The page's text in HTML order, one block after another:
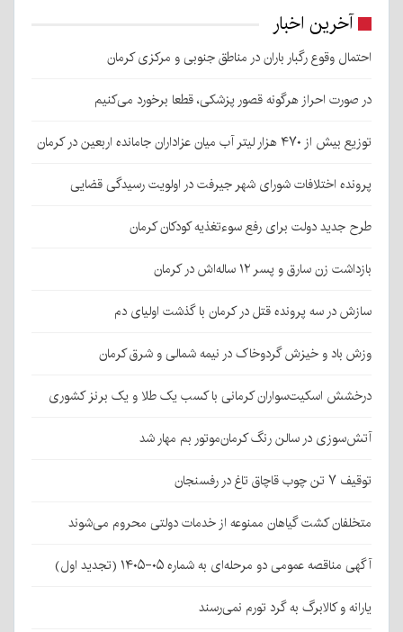
آخرین اخبار
احتمال وقوع رگبار باران در مناطق جنوبی و مرکزی کرمان
در صورت احراز هرگونه قصور پزشکی، قطعا برخورد می‌کنیم
توزیع بیش از ۴۷۰ هزار لیتر آب میان عزاداران جامانده اربعین در کرمان
پرونده اختلافات شورای شهر جیرفت در اولویت رسیدگی قضایی
طرح جدید دولت برای رفع سوءتغذیه کودکان کرمان
بازداشت زن سارق و پسر ۱۲ ساله‌اش در کرمان
سازش در سه پرونده قتل در کرمان با گذشت اولیای دم
وزش باد و خیزش گردوخاک در نیمه شمالی و شرق کرمان
درخشش اسکیت‌سواران کرمانی با کسب یک طلا و یک برنز کشوری
آتش‌سوزی در سالن رنگ کرمان‌موتور بم مهار شد
توقیف ۷ تن چوب قاچاق تاغ در رفسنجان
متخلفان کشت گیاهان ممنوعه از خدمات دولتی محروم می‌شوند
آگهی مناقصه عمومی دو مرحله‌ای به شماره ۰۵-۱۴۰۵ (تجدید اول)
یارانه و کالابرگ به گرد تورم نمی‌رسند